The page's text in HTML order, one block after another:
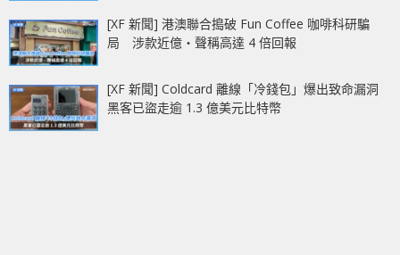
[XF 新聞] 港澳聯合搗破 Fun Coffee 咖啡科研騙
局 涉款近億‧聲稱高達 4 倍回報
[XF 新聞] Coldcard 離線「冷錢包」爆出致命漏洞
黑客已盜走逾 1.3 億美元比特幣